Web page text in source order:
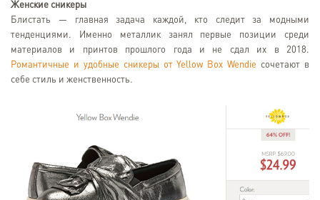
Женские сникеры
Блистать — главная задача каждой, кто следит за модными
тенденциями. Именно металлик занял первые позиции среди
материалов и принтов прошлого года и не сдал их в 2018.
Романтичные и удобные сникеры от Yellow Box Wendie сочетают в
себе стиль и женственность.